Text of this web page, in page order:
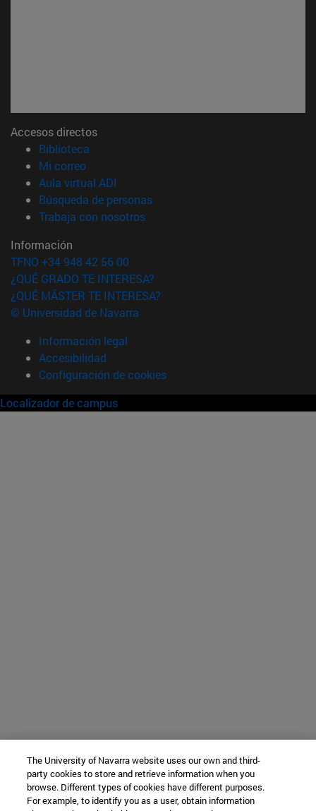
Accesos directos
Biblioteca
Mi correo(abre en nueva ventana)
Aula virtual ADI
Búsqueda de personas(abre en nueva ventana)
Trabaja con nosotros(abre en nueva ventana)
Información
TFNO +34 948 42 56 00
¿QUÉ GRADO TE INTERESA?
¿QUÉ MÁSTER TE INTERESA?
© Universidad de Navarra
Información legal
Accesibilidad
Configuración de cookies
Localizador de campus
The University of Navarra website uses our own and third-
party cookies to store and retrieve information when you
browse. Different types of cookies have different purposes.
For example, to identify you as a user, obtain information